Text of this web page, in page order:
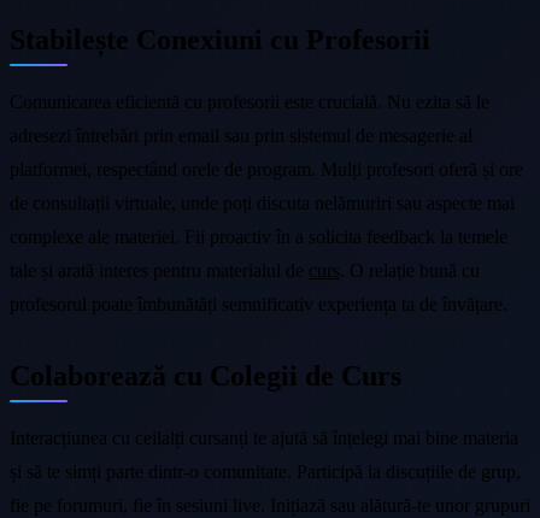
Stabilește Conexiuni cu Profesorii
Comunicarea eficientă cu profesorii este crucială. Nu ezita să le
adresezi întrebări prin email sau prin sistemul de mesagerie al
platformei, respectând orele de program. Mulți profesori oferă și ore
de consultații virtuale, unde poți discuta nelămuriri sau aspecte mai
complexe ale materiei. Fii proactiv în a solicita feedback la temele
tale și arată interes pentru materialul de curs . O relație bună cu
profesorul poate îmbunătăți semnificativ experiența ta de învățare.
Colaborează cu Colegii de Curs
Interacțiunea cu ceilalți cursanți te ajută să înțelegi mai bine materia
și să te simți parte dintr-o comunitate. Participă la discuțiile de grup,
fie pe forumuri, fie în sesiuni live. Inițiază sau alătură-te unor grupuri